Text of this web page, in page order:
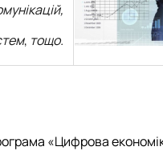
, тощо.
«Цифрова